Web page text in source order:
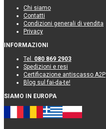
Chi siamo
Contatti
Condizioni generali di vendita
Privacy
INFORMAZIONI
Tel. 080 869 2903
Spedizioni e resi
Certificazione antiscasso A2P
Blog sul fai-da-te!
SIAMO IN EUROPA